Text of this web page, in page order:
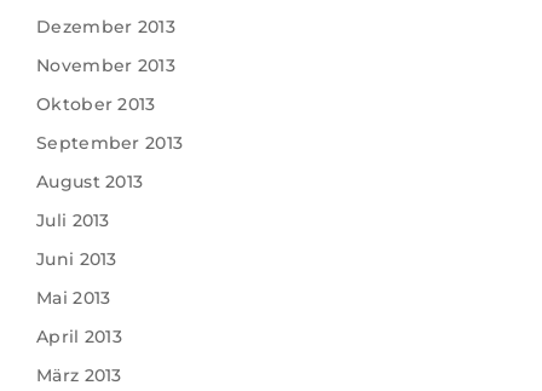
Dezember 2013
November 2013
Oktober 2013
September 2013
August 2013
Juli 2013
Juni 2013
Mai 2013
April 2013
März 2013